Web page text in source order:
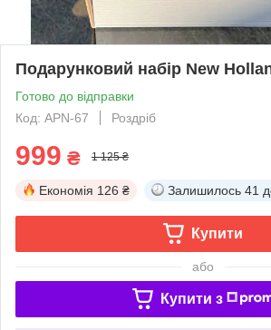
Подарунковий набір New
Готово до відправки
Код: APN-67
Роздріб
999 ₴ 1 125 ₴
Економія 126 ₴ Залишилось 41
Купити
або
Купити з